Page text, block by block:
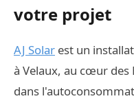
votre projet
AJ Solar est un
à Velaux, au cœur des
dans